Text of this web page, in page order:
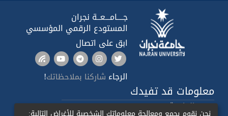
جــــامـــعــة نجران
المستودع الرقمي المؤسسي
ابق على اتصال
الرجاء شاركنا بملاحظاتك!
معلومات قد تفيدك
صدى الجامعة